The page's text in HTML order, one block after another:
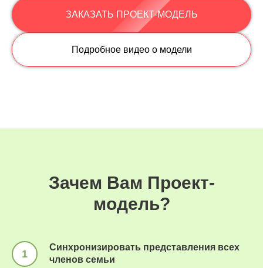
ЗАКАЗАТЬ ПРОЕКТ-МОДЕЛЬ
Подробное видео о модели
Зачем Вам Проект-
модель?
Синхронизировать представления всех
членов семьи